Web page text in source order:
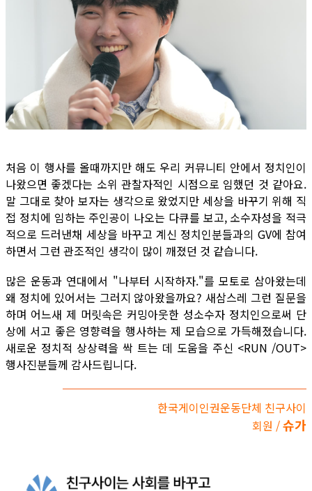
처음 이 행사를 올때까지만 해도 우리 커뮤니티 안에서 정치인이
나왔으면 좋겠다는 소위 관찰자적인 시점으로 임했던 것 같아요.
말 그대로 찾아 보자는 생각으로 왔었지만 세상을 바꾸기 위해 직
접 정치에 임하는 주인공이 나오는 다큐를 보고, 소수자성을 적극
적으로 드러낸채 세상을 바꾸고 계신 정치인분들과의 GV에 참여
하면서 그런 관조적인 생각이 많이 깨졌던 것 같습니다.
많은 운동과 연대에서 "나부터 시작하자."를 모토로 삼아왔는데
왜 정치에 있어서는 그러지 않아왔을까요? 새삼스레 그런 질문을
하며 어느새 제 머릿속은 커밍아웃한 성소수자 정치인으로써 단
상에 서고 좋은 영향력을 행사하는 제 모습으로 가득해졌습니다.
새로운 정치적 상상력을 싹 트는 데 도움을 주신 <RUN /OUT>
행사진분들께 감사드립니다.
한국게이인권운동단체 친구사이
회원 /슈가